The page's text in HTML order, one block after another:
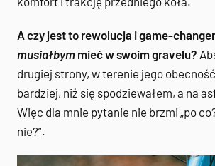
A czy jest to rewolucja i game-
musiałbym mieć w swoim gravelu?
drugiej strony, w terenie jego
bardziej, niż się spodziewałem, a na
Więc dla mnie pytanie nie brzmi „po
nie?”.